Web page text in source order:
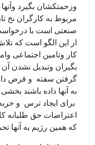
وزحمتکشان بگیرد وآنها
مربوط بە کارگران نخ
صنعتی است با درخواست
از این الگو است که
کار وتامین اجتماعی
بگیران وتبدیل نشدن آن
گرفتن سفته و قرض دار
بە آنها دادە باشند
برای ایجاد ترس و
اعتراضات حق طلبانە
کە همین رژیم بە آنها